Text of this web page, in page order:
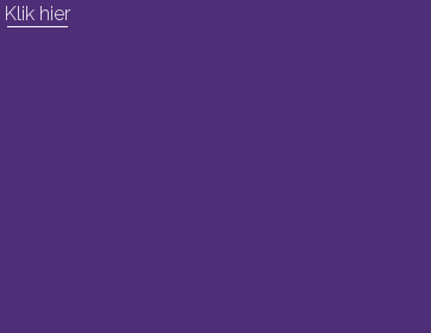
Klik hier